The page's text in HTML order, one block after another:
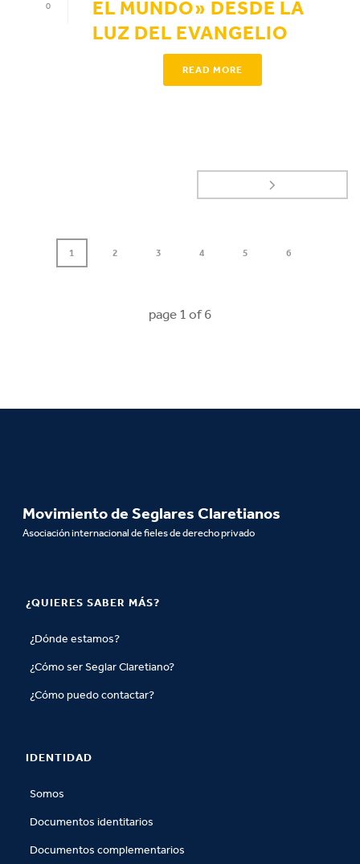
0
EL MUNDO» DESDE LA
LUZ DEL EVANGELIO
READ MORE
1 2 3 4 5 6
page 1 of6
Movimiento de Seglares Claretianos
Asociación internacional de fieles de derecho privado
¿QUIERES SABER MÁS?
¿Dónde estamos?
¿Cómo ser Seglar Claretiano?
¿Cómo puedo contactar?
IDENTIDAD
Somos
Documentos identitarios
Documentos complementarios